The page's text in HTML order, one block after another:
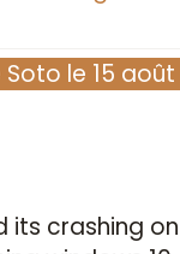
Soto le 15 août
its crashing